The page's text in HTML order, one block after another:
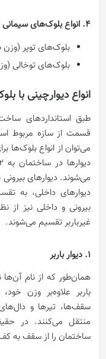
4. انواع بلوک‌های سیمانی از نظر وزن
بلوک‌های توپر (وزن
بلوک‌های توخالی
انواع دیوارچینی با
طبق استاندارد‌های
قسمت از سازه مربوط
می‌توان از انواع بلوک‌ها
دیوارها در ساختمان به 2 نوع
می‌شوند. دیوارهای
دیوارهای داخلی، به
غیرباربر تقسیم می‌شوند.
1. دیوار باربر
همان‌طور که از نام آن‌ها
باربر علاوه‌بر وزن
سقف‌ها، تیر‌ها و
منتقل می‌کنند. در
ساختمان را از سقف به